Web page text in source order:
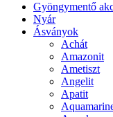
Gyöngymentő
Nyár
Ásványok
Achát
Amazonit
Ametiszt
Angelit
Apatit